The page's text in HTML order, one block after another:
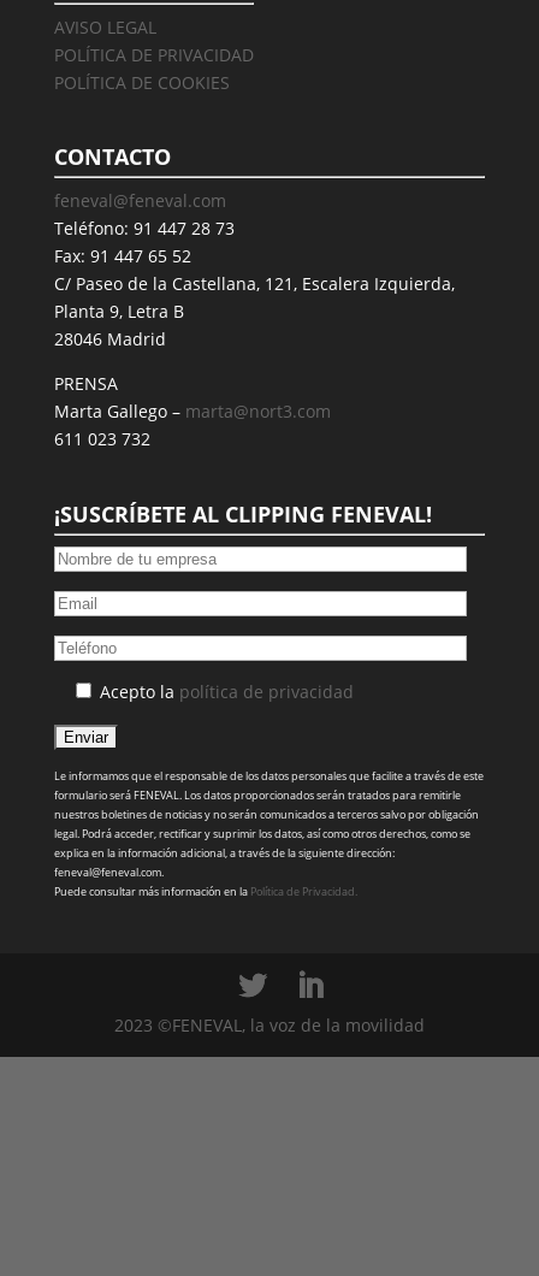
AVISO LEGAL
POLÍTICA DE PRIVACIDAD
POLÍTICA DE COOKIES
CONTACTO
feneval@feneval.com
Teléfono: 91 447 28 73
Fax: 91 447 65 52
C/ Paseo de la Castellana, 121, Escalera Izquierda,
Planta 9, Letra B
28046 Madrid
PRENSA
Marta Gallego – marta@nort3.com
611 023 732
¡SUSCRÍBETE AL CLIPPING FENEVAL!
Acepto la política de privacidad
Le informamos que el responsable de los datos personales que facilite a través de este
formulario será FENEVAL. Los datos proporcionados serán tratados para remitirle
nuestros boletines de noticias y no serán comunicados a terceros salvo por obligación
legal. Podrá acceder, rectificar y suprimir los datos, así como otros derechos, como se
explica en la información adicional, a través de la siguiente dirección:
feneval@feneval.com.
Puede consultar más información en la Política de Privacidad.
2023 ©FENEVAL, la voz de la movilidad